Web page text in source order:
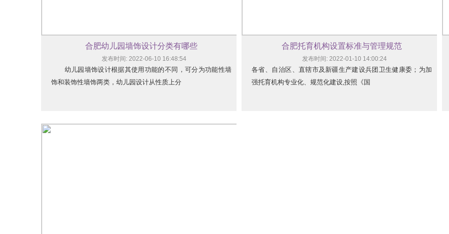
合肥幼儿园墙饰设计分类有哪些
发布时间: 2022-06-10 16:48:54
幼儿园墙饰设计根据其使用功能的不同，可分为功能性墙
饰和装饰性墙饰两类，幼儿园设计从性质上分
合肥托育机构设置标准与管理规范
发布时间: 2022-01-10 14:00:24
各省、自治区、直辖市及新疆生产建设兵团卫生健康委；为加
强托育机构专业化、规范化建设,按照《国